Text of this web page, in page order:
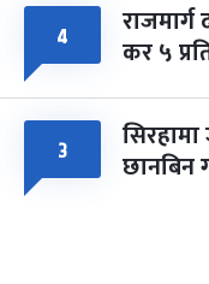
४ राजमार्ग
कर ५
३ छानबिन